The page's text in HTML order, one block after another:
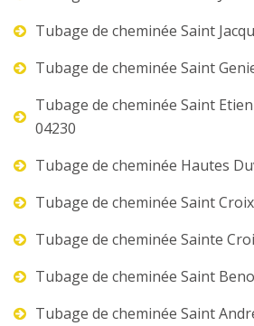
Tubage de cheminée Saint
Tubage de cheminée Saint
Tubage de cheminée Saint
04230
Tubage de cheminée Hautes
Tubage de cheminée Saint
Tubage de cheminée Sainte
Tubage de cheminée Saint
Tubage de cheminée Saint